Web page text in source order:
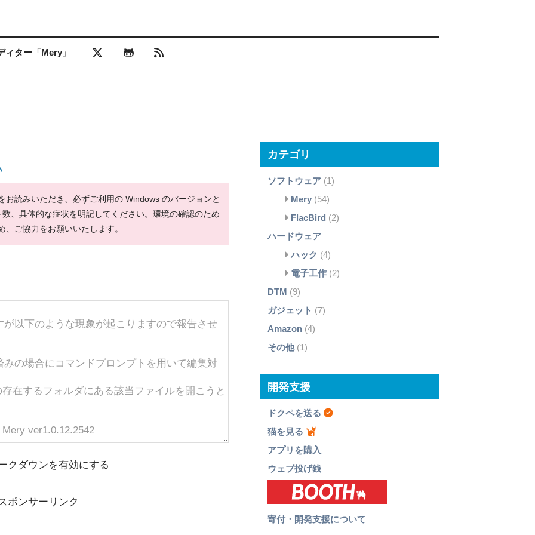
ィター「Mery」
お読みいただき、必ずご利用の Windows のバージョンと
、具体的な症状を明記してください。環境の確認のため
ご協力をお願いいたします。
クダウンを有効にする
ポンサーリンク
カテゴリ
ソフトウェア(1)
Mery (54)
FlacBird (2)
ハードウェア
ハック (4)
電子工作 (2)
DTM (9)
ガジェット (7)
Amazon(4)
その他(1)
開発支援
ドクペを送る
猫を見る
アプリを購入
ウェブ投げ銭
寄付・開発支援について